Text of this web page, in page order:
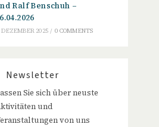
Ralf Benschuh –
DEZEMBER 2025 / 0 COMMENTS
Newsletter
Sie sich über neuste
und
von uns